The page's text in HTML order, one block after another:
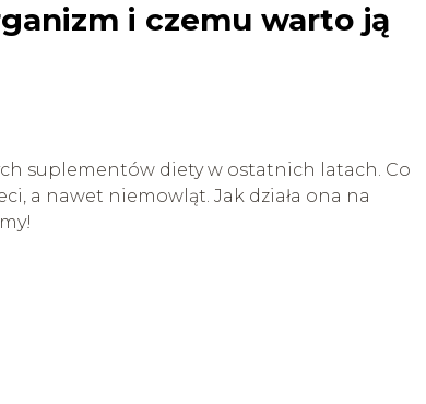
i czemu warto ją
suplementów diety w ostatnich latach. Co
a nawet niemowląt. Jak działa ona na